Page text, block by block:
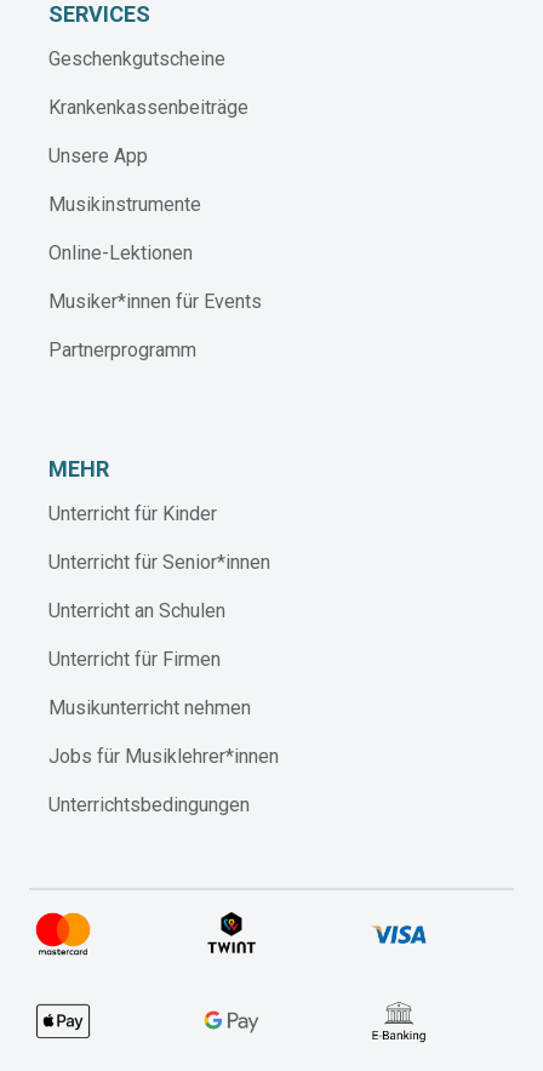
SERVICES
Geschenkgutscheine
Krankenkassenbeiträge
Unsere App
Musikinstrumente
Online-Lektionen
Musiker*innen für Events
Partnerprogramm
MEHR
Unterricht für Kinder
Unterricht für Senior*innen
Unterricht an Schulen
Unterricht für Firmen
Musikunterricht nehmen
Jobs für Musiklehrer*innen
Unterrichtsbedingungen